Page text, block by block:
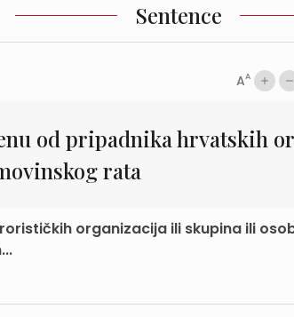
Sentence
AA
od pripadnika hrvatskih
rata
organizacija ili skupina ili